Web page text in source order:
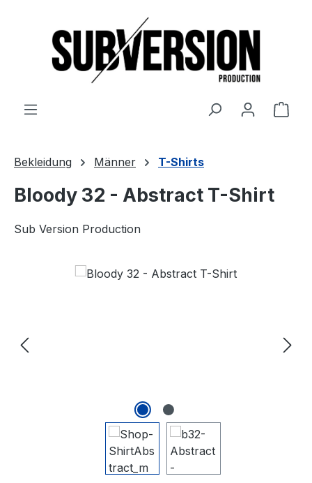
Bekleidung Männer T-Shirts
Bloody 32 - Abstract T-Shirt
Sub Version Production
Bildergalerie überspringen